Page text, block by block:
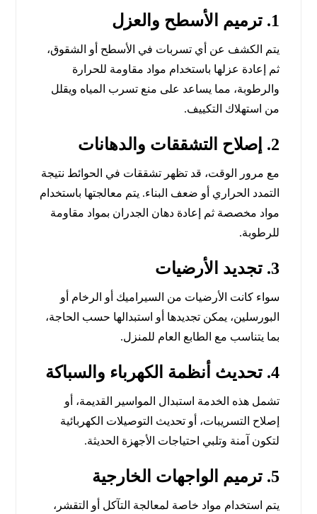
1. ترميم الأسطح والعزل
يتم الكشف عن أي تسربات في الأسطح أو الشقوق،
ثم إعادة عزلها باستخدام مواد مقاومة للحرارة
والرطوبة، مما يساعد على منع تسرب المياه ويقلل
من استهلاك التكييف.
2. إصلاح التشققات والدهانات
مع مرور الوقت، قد تظهر تشققات في الحوائط نتيجة
التمدد الحراري أو ضعف البناء. يتم معالجتها باستخدام
مواد مخصصة ثم إعادة دهان الجدران بمواد مقاومة
للرطوبة.
3. تجديد الأرضيات
سواء كانت الأرضيات من السيراميك أو الرخام أو
البورسلين، يمكن تجديدها أو استبدالها حسب الحاجة،
بما يتناسب مع الطابع العام للمنزل.
4. تحديث أنظمة الكهرباء والسباكة
تشمل هذه الخدمة استبدال المواسير القديمة، أو
إصلاح التسريبات، أو تحديث التوصيلات الكهربائية
لتكون آمنة وتلبي احتياجات الأجهزة الحديثة.
5. ترميم الواجهات الخارجية
يتم استخدام مواد خاصة لمعالجة التآكل أو التقشر،